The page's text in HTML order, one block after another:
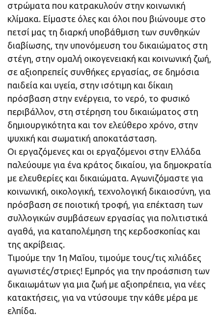
στρώματα που κατρακυλούν στην κοινωνική
κλίμακα. Είμαστε όλες και όλοι που βιώνουμε στο
πετσί μας τη διαρκή υποβάθμιση των συνθηκών
διαβίωσης, την υπονόμευση του δικαιώματος στη
στέγη, στην ομαλή οικογενειακή και κοινωνική ζωή,
σε αξιοπρεπείς συνθήκες εργασίας, σε δημόσια
παιδεία και υγεία, στην ισότιμη και δίκαιη
πρόσβαση στην ενέργεια, το νερό, το φυσικό
περιβάλλον, στη στέρηση του δικαιώματος στη
δημιουργικότητα και τον ελεύθερο χρόνο, στην
ψυχική και σωματική αποκατάσταση.
Οι εργαζόμενες και οι εργαζόμενοι στην Ελλάδα
παλεύουμε για ένα κράτος δικαίου, για δημοκρατία
με ελευθερίες και δικαιώματα. Αγωνιζόμαστε για
κοινωνική, οικολογική, τεχνολογική δικαιοσύνη, για
πρόσβαση σε ποιοτική τροφή, για επέκταση των
συλλογικών συμβάσεων εργασίας για πολιτιστικά
αγαθά, για καταπολέμηση της κερδοσκοπίας και
της ακρίβειας.
Τιμούμε την 1η Μαΐου, τιμούμε τους/τις χιλιάδες
αγωνιστές/στριες! Εμπρός για την προάσπιση των
δικαιωμάτων για μια ζωή με αξιοπρέπεια, για νέες
κατακτήσεις, για να ντύσουμε την κάθε μέρα με
ελπίδα.